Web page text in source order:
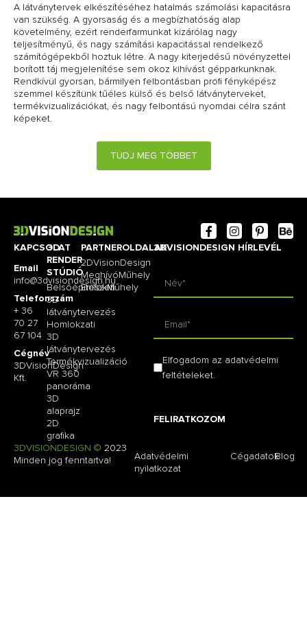
A látványtervek elkészítéséhez hatalmás számolási kapacitásra
van szükség. A gyorsaság és a megbízhatóság alap
követelmény, ezért renderfarmunkat kizárólag nagy
teljesítményű, és nagy számítási kapacitással rendelkező
számítógépekből hoztuk létre. A nagy kiterjedésű növényzettel
borított táj megjelenítése sem okoz kihívást gépparkunknak.
Rendkívül gyorsan, bármilyen felbontásban profi fényképész
szemmel készítünk tűéles külső és belső látványterveket,
termékvizualizációkat, és nagy felbontású nyomdai célra szánt
képeket.
TUDJ MEG TÖBBET
KAPCSOLAT
Email
info@3dvisiondesign.hu
Telefonszám
+ 36
70 27
67 104
Cégnév
3DVisionDesign
Kft.
3D
RENDER
STÚDIÓ
Belsőépítészeti
3D
látványtervezés
Homlokzati
3D
látványtervezés
Termékvizualizáció
VR 360
panoráma
3D
alaprajz
2D
grafika
PARTNEROLDALAK
2DVisionDesign
MeghívóMűhely
EmlékMűhely
3DVISIONDESIGN HÍRLEVÉL
Elfogadom az adatvédelmi
feltételeket.
FELIRATKOZOM
3DVISIONDESIGN © 2023
Minden jog fenntartva!
Adatvédelmi
nyilatkozat
CégadatokBlog